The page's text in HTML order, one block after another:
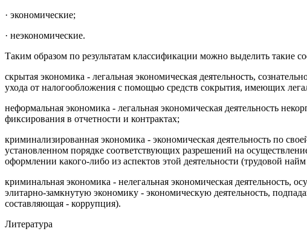
· экономические;
· неэкономические.
Таким образом по результатам классификации можно выделить такие
скрытая экономика - легальная экономическая деятельность,
ухода от налогообложения с помощью средств сокрытия, имеющих
неформальная экономика - легальная экономическая деятельность
фиксирования в от­четности и контрактах;
криминализированная экономика - экономическая деятельность по
установленном поряд­ке соответствующих разрешений на
оформлении какого-либо из аспектов этой дея­тельности (трудовой
криминальная экономика - нелегальная экономическая деятельность,
элитарно-замкнутую экономику - экономическую деятельность,
составляющая - коррупция).
Литература